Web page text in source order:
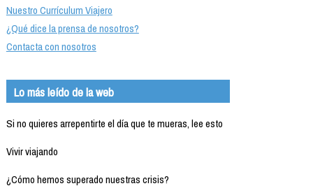
Nuestro Currículum Viajero
¿Qué dice la prensa de nosotros?
Contacta con nosotros
Lo más leído de la web
Si no quieres arrepentirte el día que te mueras, lee esto
Vivir viajando
¿Cómo hemos superado nuestras crisis?